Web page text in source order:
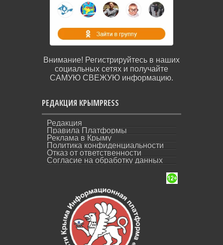
Внимание! Регистрируйтесь в наших
социальных сетях и получайте
САМУЮ СВЕЖУЮ информацию.
РЕДАКЦИЯ КРЫМPRESS
Редакция
Правила Платформы
Реклама в Крыму
Политика конфиденциальности
Отказ от ответственности
Согласие на обработку данных